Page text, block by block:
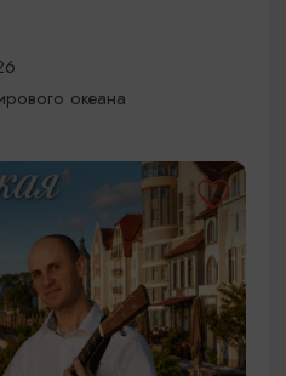
океана